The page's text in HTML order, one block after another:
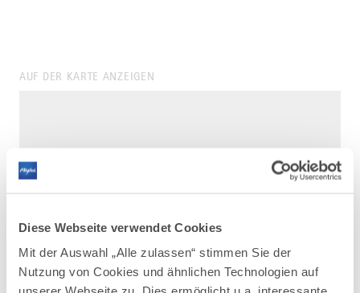
Diese Webseite verwendet Cookies
Mit der Auswahl „Alle zulassen“ stimmen Sie der
Nutzung von Cookies und ähnlichen Technologien auf
AUF DER KARTE ANZEIGEN